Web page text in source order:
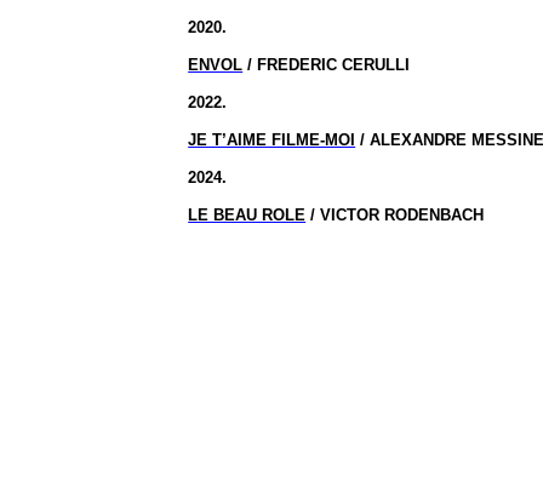
2020.
ENVOL / FREDERIC CERULLI
2022.
JE T’AIME FILME-MOI / ALEXANDRE
2024.
LE BEAU ROLE / VICTOR RODENBACH